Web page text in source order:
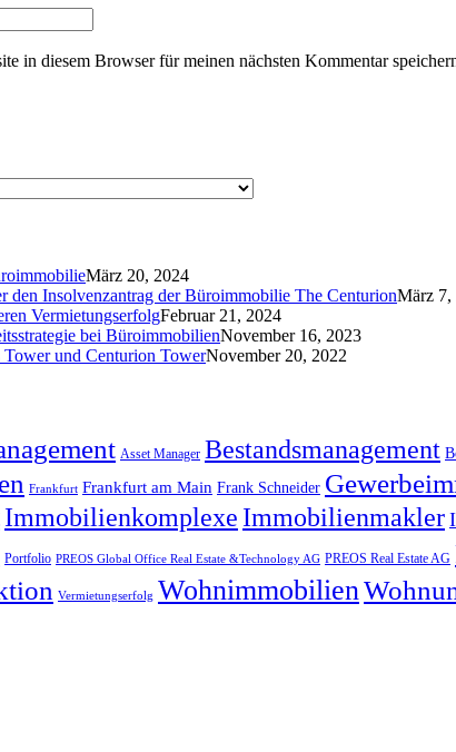
in diesem Browser für meinen nächsten Kommentar
März 20, 2024
den Insolvenzantrag der Büroimmobilie The CenturionMärz 7,
VermietungserfolgFebruar 21, 2024
bei BüroimmobilienNovember 16, 2023
und Centurion TowerNovember 20, 2022
Asset Manager Bestandsmanagement
Frankfurt Frankfurt am Main Frank Schneider
Immobilienkomplexe Immobilienmakler
Portfolio PREOS Global Office Real Estate &Technology AG PREOS Real Estate AG
Vermietungserfolg Wohnimmobilien